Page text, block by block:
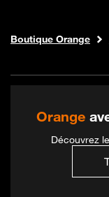
Boutique Orange